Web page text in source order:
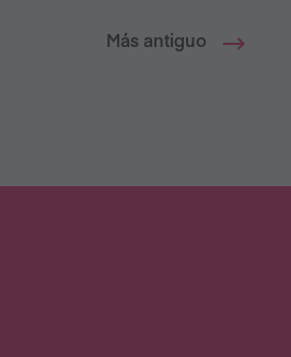
Más antiguo